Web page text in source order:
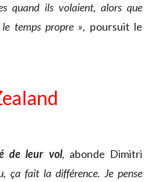
quand ils volaient, alors que
temps propre », poursuit le
de leur vol, abonde Dimitri
ça fait la différence. Je pense